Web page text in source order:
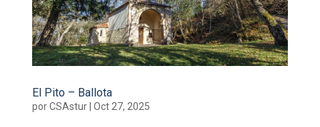
El Pito – Ballota
porCSAstur| Oct 27, 2025